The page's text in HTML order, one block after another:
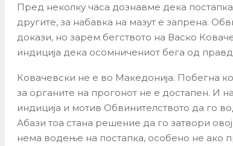
Пред неколку часа дознавме дека
другите, за набавка на мазут е запрена.
докази, но зарем бегството на Васко
индиција дека осомничениот бега од
Ковачевски не е во Македонија. Побегна
за органите на прогонот не е достапен. И
индиција и мотив Обвинителството да го
Абази тоа стана решение да го затвори
нема водење на постапка, особено не ако